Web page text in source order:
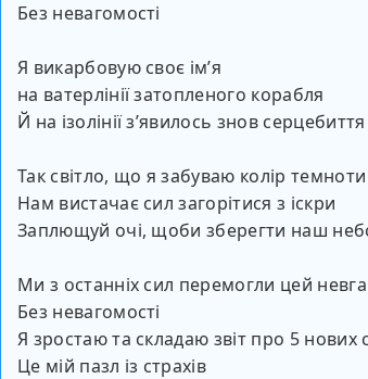
Без невагомості
Я викарбовую своє імʼя
на ватерлінії затопленого корабля
Й на ізолінії зʼявилось знов серцебиття
Так світло, що я забуваю колір темноти
Нам вистачає сил загорітися з іскри
Заплющуй очі, щоби зберегти наш
Ми з останніх сил перемогли цей
Без невагомості
Я зростаю та складаю звіт про 5 нових
Це мій пазл із страхів